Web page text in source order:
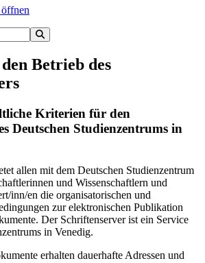
Betrieb des
Kriterien für den
Deutschen Studienzentrums in
allen mit dem Deutschen Studienzentrum
und Wissenschaftlern und
inn/en die organisatorischen und
zur elektronischen Publikation
Der Schriftenserver ist ein Service
in Venedig.
erhalten dauerhafte Adressen und